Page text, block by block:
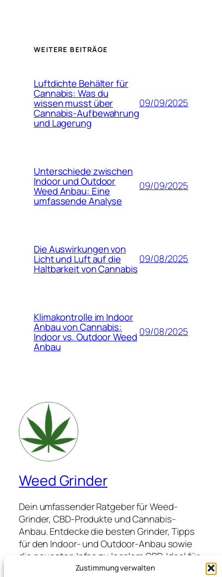
Zustimmung verwalten
WEITERE BEITRÄGE
Luftdichte Behälter für
Cannabis: Was du
wissen musst über
Cannabis-Aufbewahrung
und Lagerung
09/09/2025
Unterschiede zwischen
Indoor und Outdoor
Weed Anbau: Eine
umfassende Analyse
09/09/2025
Die Auswirkungen von
Licht und Luft auf die
Haltbarkeit von Cannabis
09/08/2025
Klimakontrolle im Indoor
Anbau von Cannabis:
Indoor vs. Outdoor Weed
Anbau
09/08/2025
Weed Grinder
Dein umfassender Ratgeber für Weed-
Grinder, CBD-Produkte und Cannabis-
Anbau. Entdecke die besten Grinder, Tipps
für den Indoor- und Outdoor-Anbau sowie
die neuesten Infos zu legalem CBD. Ideal für
Anfänger und Profis, die hochwertige